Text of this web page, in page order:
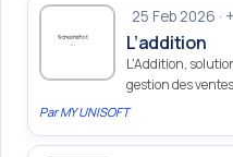
25 Feb 2026 ·
L’addition
L'Addition,
gestion des
ParMY UNISOFT